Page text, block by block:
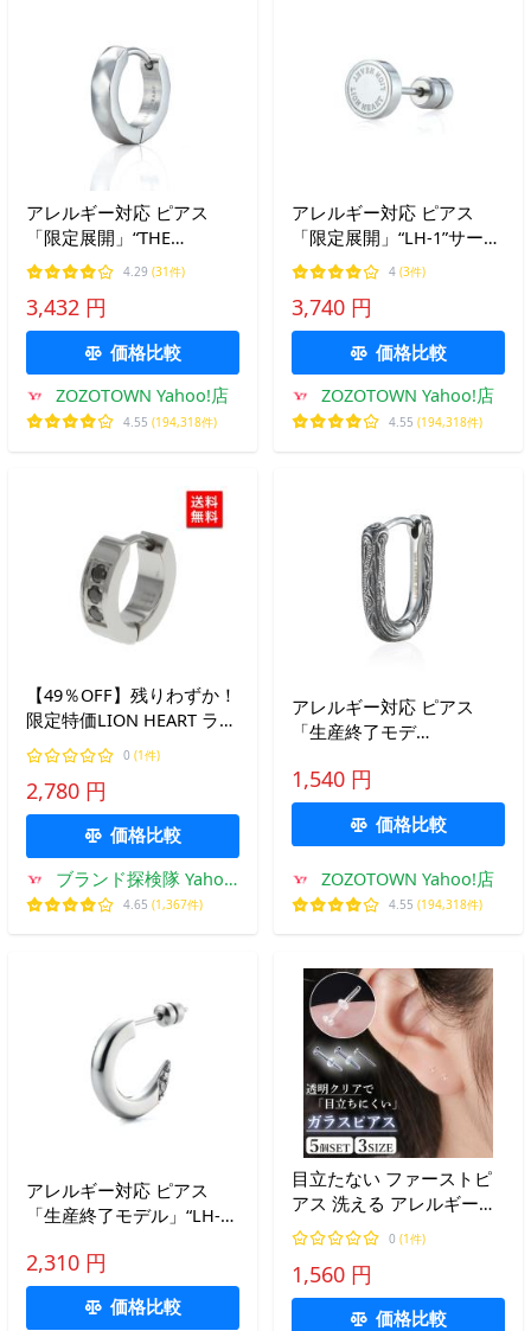
アレルギー対応 ピアス
「限定展開」“THE
EDGE”カッティングフープ
ピアス/サージカルステン
レス（金属アレルギー対
応）「LION HEART / ライ
オンハート」
4.29 (31件)
3,432 円
価格比較
ZOZOTOWN Yahoo!店
4.55 (194,318件)
アレルギー対応 ピアス
「限定展開」“LH-1”サーク
ルコインスタッズピアス/
サージカルステンレス（金
属アレルギー対応）
「LION HEART / ライオン
ハート」
4 (3件)
3,740 円
価格比較
ZOZOTOWN Yahoo!店
4.55 (194,318件)
【49％OFF】残りわずか！
限定特価LION HEART ライ
オンハート メンズ ピアス
LHMP004NS メンズ 男性
彼氏 カップル プレゼント
誕生日 記念日 ブランド 父
0 (1件)
2,780 円
価格比較
ブランド探検隊 Yahoo!
店
4.65 (1,367件)
アレルギー対応 ピアス
「生産終了モデ
ューフープピアス/サージ
カルステンレス（金属アレ
ルギー対応）「LION
1,540 円
価格比較
ZOZOTOWN Yahoo!店
4.55 (194,318件)
アレルギー対応 ピアス
「生産終了モデル」“LH-
サージカルステンレス（金
属アレルギー対応）
「LION HEART / ライオン
2,310 円
価格比較
目立たない ファーストピ
アス 洗える アレルギー対
応 金属アレルギー 金属不
使用 痛くない 寝るとき 仕
事中 つけっぱなし 学校 職
場 バレない 清潔 軽い 爆
0 (1件)
1,560 円
価格比較